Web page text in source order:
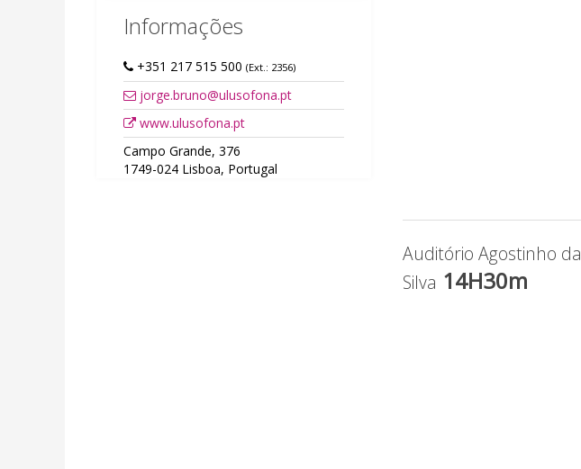
Auditório Agostinho da
Silva 14H30m
Informações
+351 217 515 500 (Ext.: 2356)
jorge.bruno@ulusofona.pt
www.ulusofona.pt
Campo Grande, 376
1749-024 Lisboa, Portugal